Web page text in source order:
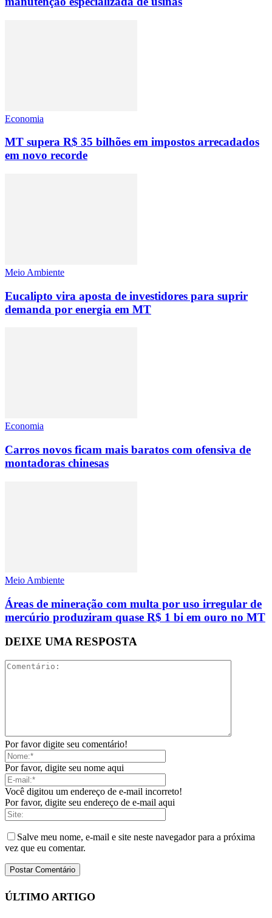
Economia
MT supera R$ 35 bilhões em impostos arrecadados
em novo recorde
Meio Ambiente
Eucalipto vira aposta de investidores para suprir
demanda por energia em MT
Economia
Carros novos ficam mais baratos com ofensiva de
montadoras chinesas
Meio Ambiente
Áreas de mineração com multa por uso irregular de
mercúrio produziram quase R$ 1 bi em ouro no MT
DEIXE UMA RESPOSTA
Por favor digite seu comentário!
Por favor, digite seu nome aqui
Você digitou um endereço de e-mail incorreto!
Por favor, digite seu endereço de e-mail aqui
Salve meu nome, e-mail e site neste navegador para a próxima
vez que eu comentar.
ÚLTIMO ARTIGO